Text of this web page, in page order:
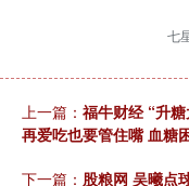
七
上一篇： 福牛财经 “升
再爱吃也要管住嘴 血糖
下一篇： 股粮网 吴曦点